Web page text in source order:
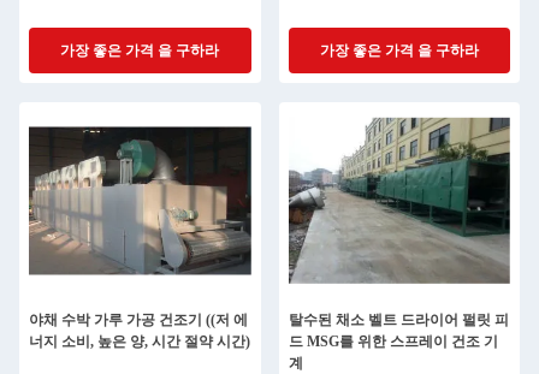
가장 좋은 가격 을 구하라 가장 좋은 가격 을 구하라
야채 수박 가루 가공 건조기 ((저 에
너지 소비, 높은 양, 시간 절약 시간)
탈수된 채소 벨트 드라이어 펄릿 피
드 MSG를 위한 스프레이 건조 기
계